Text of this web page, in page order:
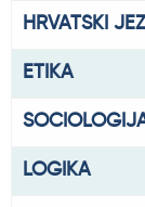
HRVATSKI
ETIKA
LOGIKA